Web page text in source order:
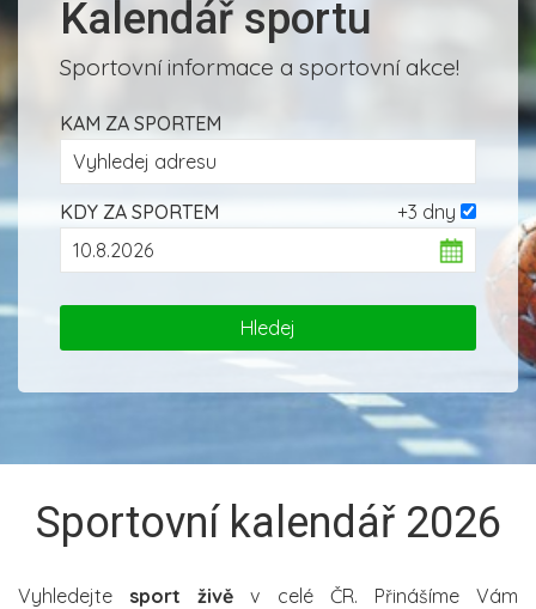
Kalendář sportu
Sportovní informace a sportovní akce!
KAM ZA SPORTEM
+3 dny
KDY ZA SPORTEM
Sportovní kalendář 2026
Vyhledejte sport živě v celé ČR. Přinášíme Vám